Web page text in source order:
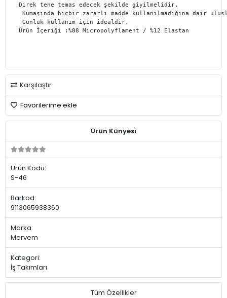
Direk tene temas edecek şekilde giyilmelidir.
Kumaşında hiçbir zararlı madde kullanılmadığına dair
Günlük kullanım için idealdir.
Ürün İçeriği :%88 Micropolyflament / %12 Elastan
Karşılaştır
Favorilerime ekle
Ürün Künyesi
Ürün Kodu:
S-46
Barkod:
9113065938360
Marka:
Mervem
Kategori:
İş Takımları
Tüm Özellikler